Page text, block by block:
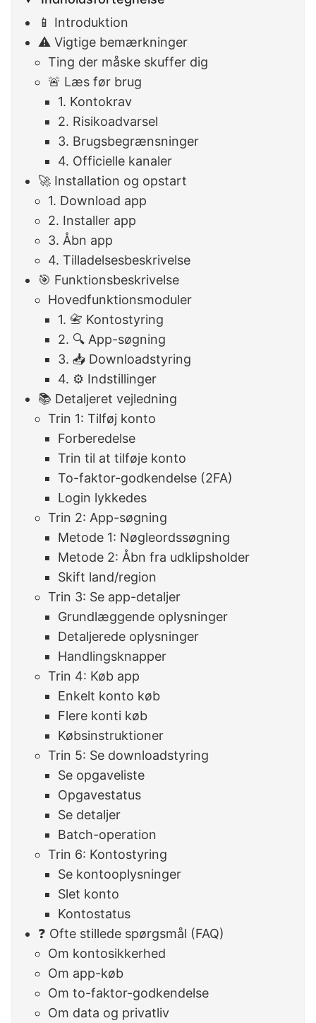
📱 Introduktion
⚠️ Vigtige bemærkninger
Ting der måske skuffer dig
🚨 Læs før brug
1. Kontokrav
2. Risikoadvarsel
3. Brugsbegrænsninger
4. Officielle kanaler
🚀 Installation og opstart
1. Download app
2. Installer app
3. Åbn app
4. Tilladelsesbeskrivelse
🎯 Funktionsbeskrivelse
Hovedfunktionsmoduler
1. 📇 Kontostyring
2. 🔍 App-søgning
3. 📥 Downloadstyring
4. ⚙️ Indstillinger
📚 Detaljeret vejledning
Trin 1: Tilføj konto
Forberedelse
Trin til at tilføje konto
To-faktor-godkendelse (2FA)
Login lykkedes
Trin 2: App-søgning
Metode 1: Nøgleordssøgning
Metode 2: Åbn fra udklipsholder
Skift land/region
Trin 3: Se app-detaljer
Grundlæggende oplysninger
Detaljerede oplysninger
Handlingsknapper
Trin 4: Køb app
Enkelt konto køb
Flere konti køb
Købsinstruktioner
Trin 5: Se downloadstyring
Se opgaveliste
Opgavestatus
Se detaljer
Batch-operation
Trin 6: Kontostyring
Se kontooplysninger
Slet konto
Kontostatus
❓ Ofte stillede spørgsmål (FAQ)
Om kontosikkerhed
Om app-køb
Om to-faktor-godkendelse
Om data og privatliv